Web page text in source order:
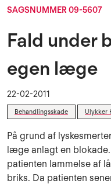
SAGSNUMMER 09-5607
Fald under
egen læge
22-02-2011
Behandlingsskade Ulykker
På grund af
læge anlagt en
patienten lammelse af
briks. Da patienten